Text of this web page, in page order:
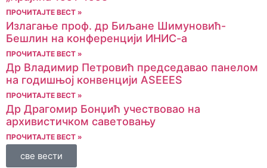
ПРОЧИТАЈТЕ ВЕСТ »
Излaгање проф. др Биљане Шимуновић-
Бешлин на конференцији ИНИС-а
ПРОЧИТАЈТЕ ВЕСТ »
Др Владимир Петровић председавао панелом
на годишњој конвенцији ASEEES
ПРОЧИТАЈТЕ ВЕСТ »
Др Драгомир Бонџић учествовао на
архивистичком саветовању
ПРОЧИТАЈТЕ ВЕСТ »
све вести